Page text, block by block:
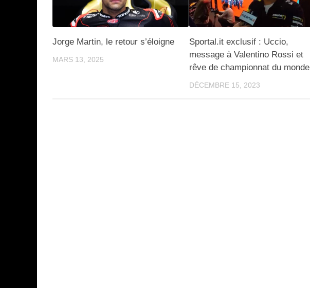
Jorge Martin, le retour s’éloigne
MARS 13, 2025
Sportal.it exclusif : Uccio,
message à Valentino Rossi et
rêve de championnat du monde
DÉCEMBRE 15, 2023